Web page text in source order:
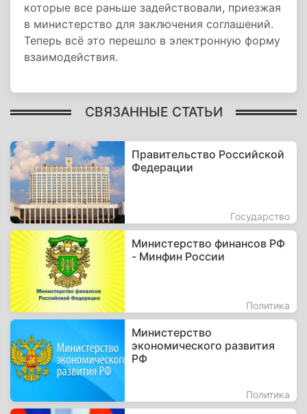
которые все раньше задействовали, приезжая
в министерство для заключения соглашений.
Теперь всё это перешло в электронную форму
взаимодействия.
СВЯЗАННЫЕ СТАТЬИ
Правительство Российской
Федерации
Государство
Министерство финансов РФ
- Минфин России
Политика
Министерство
экономического развития
РФ
Политика